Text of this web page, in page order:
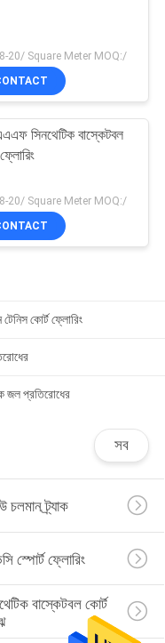
20/ Square Meter MOQ:/
সিনথেটিক বাস্কেটবল
20/ Square Meter MOQ:/
কোর্ট ফ্লোরিং
জল প্রতিরোধের
সব
চলমান ট্র্যাক
স্পোর্ট ফ্লোরিং
বাস্কেটবল কোর্ট